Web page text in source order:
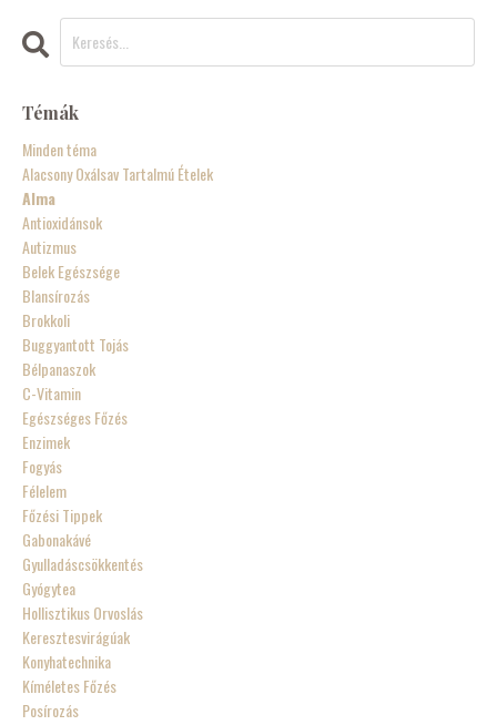
Témák
Minden téma
Alacsony Oxálsav Tartalmú Ételek
Alma
Antioxidánsok
Autizmus
Belek Egészsége
Blansírozás
Brokkoli
Buggyantott Tojás
Bélpanaszok
C-Vitamin
Egészséges Főzés
Enzimek
Fogyás
Félelem
Főzési Tippek
Gabonakávé
Gyulladáscsökkentés
Gyógytea
Hollisztikus Orvoslás
Keresztesvirágúak
Konyhatechnika
Kíméletes Főzés
Posírozás